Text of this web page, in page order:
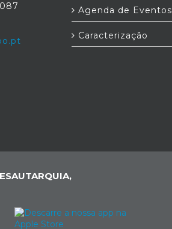
Agenda de Eventos
Caracterização